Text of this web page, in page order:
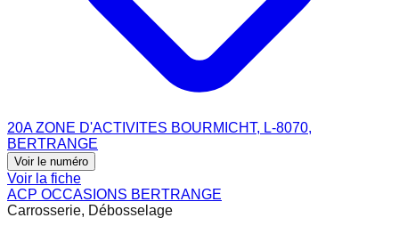
20A ZONE D'ACTIVITES BOURMICHT, L-8070,
BERTRANGE
Voir le numéro
Voir la fiche
ACP OCCASIONS BERTRANGE
Carrosserie, Débosselage